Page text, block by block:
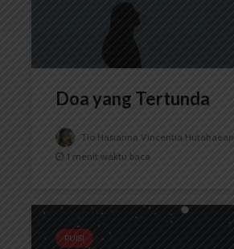
Doa yang Tertunda
Tio Hasianna Vincentia Hutahaean
1 menit waktu baca
PUISI